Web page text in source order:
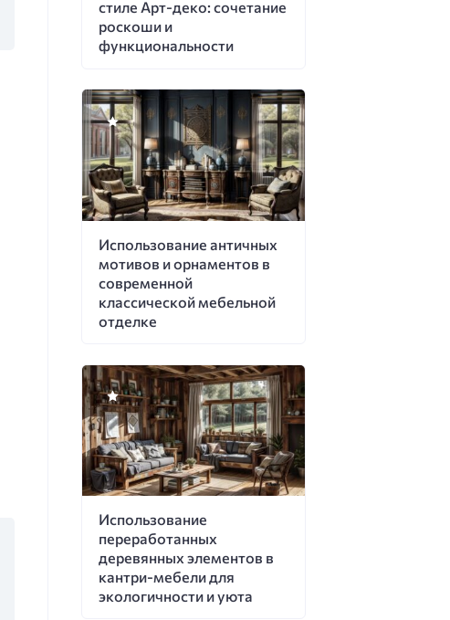
стиле Арт-деко: сочетание
роскоши и
функциональности
Использование античных
мотивов и орнаментов в
современной
классической мебельной
отделке
Использование
переработанных
деревянных элементов в
кантри-мебели для
экологичности и уюта